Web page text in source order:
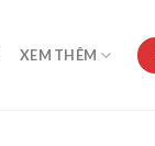
XEM THÊM